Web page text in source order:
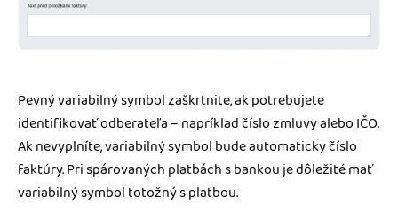
Pevný variabilný symbol zaškrtnite, ak potrebujete
identifikovať odberateľa – napríklad číslo zmluvy alebo IČO.
Ak nevyplníte, variabilný symbol bude automaticky číslo
faktúry. Pri spárovaných platbách s bankou je dôležité mať
variabilný symbol totožný s platbou.